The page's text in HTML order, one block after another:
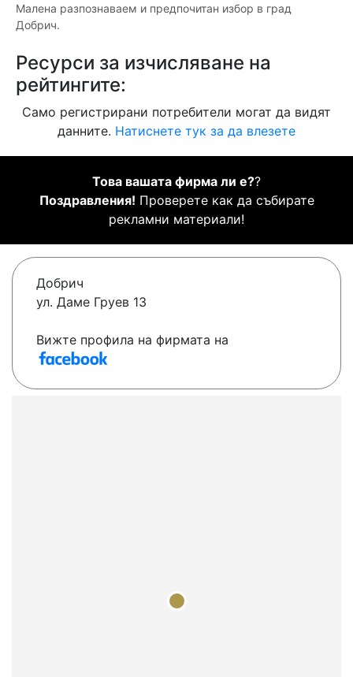
Малена разпознаваем и предпочитан избор в град
Добрич.
Ресурси за изчисляване на
рейтингите:
Само регистрирани потребители могат да видят
данните. Натиснете тук за да влезете
Това вашата фирма ли е??
Поздравления! Проверете как да събирате
рекламни материали!
Добрич
ул. Даме Груев 13
Вижте профила на фирмата на